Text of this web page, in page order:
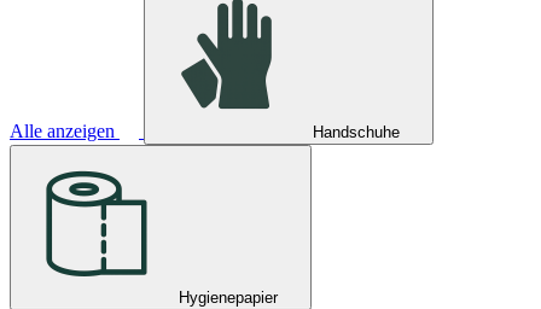
Alle anzeigen Handschuhe
Hygienepapier